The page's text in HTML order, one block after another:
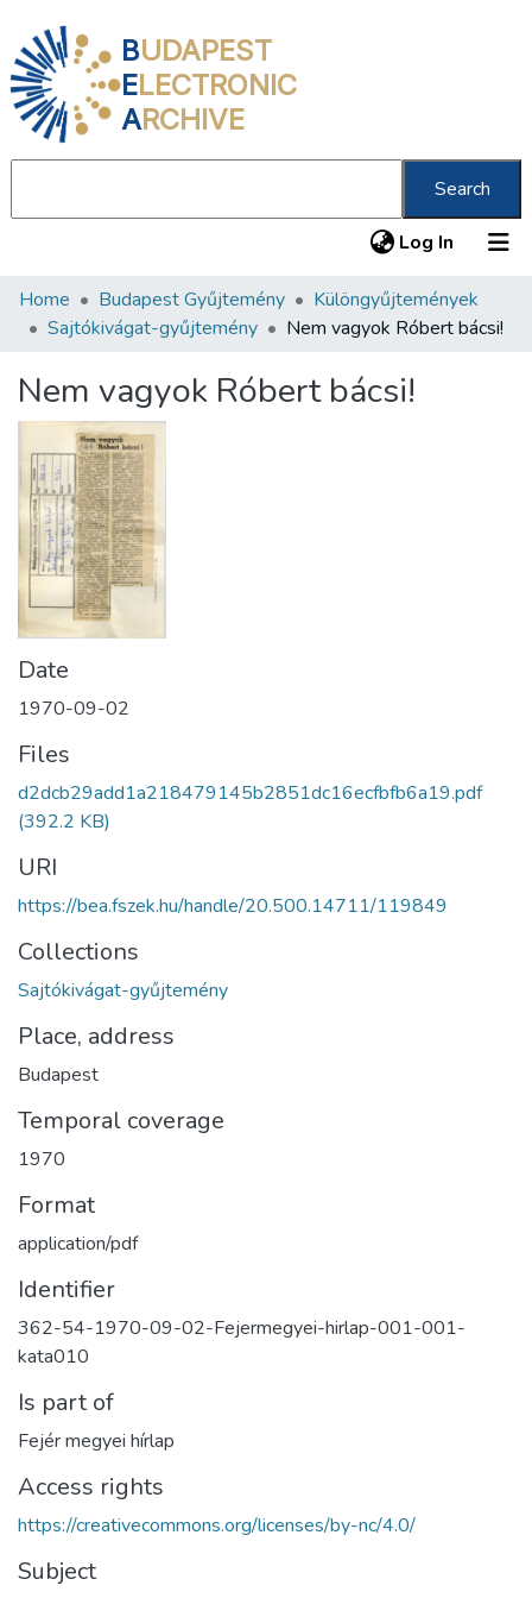
BUDAPEST
ELECTRONIC
ARCHIVE
Search
Log In (current)
Communities & Collections
Statistics
About us
Home Budapest Gyűjtemény
Különgyűjtemények
Sajtókivágat-gyűjtemény
Nem vagyok Róbert bácsi!
Nem vagyok Róbert bácsi!
Date
1970-09-02
Files
d2dcb29add1a218479145b2851dc16ecfbfb6a19.pdf
(392.2 KB)
URI
https://bea.fszek.hu/handle/20.500.14711/119849
Collections
Sajtókivágat-gyűjtemény
Place, address
Budapest
Temporal coverage
1970
Format
application/pdf
Identifier
362-54-1970-09-02-Fejermegyei-hirlap-001-001-
kata010
Is part of
Fejér megyei hírlap
Access rights
https://creativecommons.org/licenses/by-nc/4.0/
Subject